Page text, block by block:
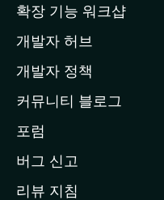
페
이
지
이
동
확장 기능 워크샵
개발자 허브
개발자 정책
커뮤니티 블로그
포럼
버그 신고
리뷰 지침